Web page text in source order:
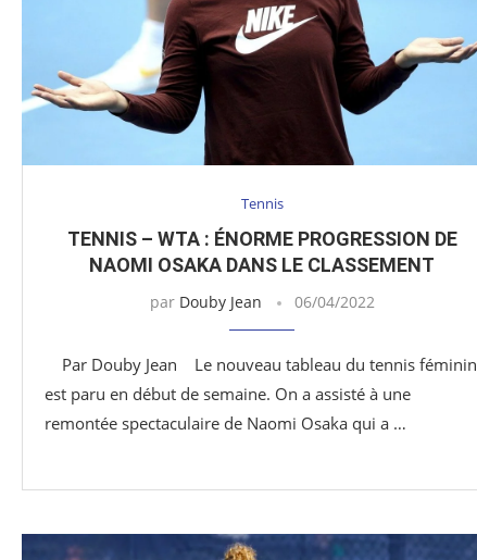
Tennis
TENNIS – WTA : ÉNORME PROGRESSION DE
NAOMI OSAKA DANS LE CLASSEMENT
par Douby Jean 06/04/2022
Par Douby Jean Le nouveau tableau du tennis féminin
est paru en début de semaine. On a assisté à une
remontée spectaculaire de Naomi Osaka qui a …